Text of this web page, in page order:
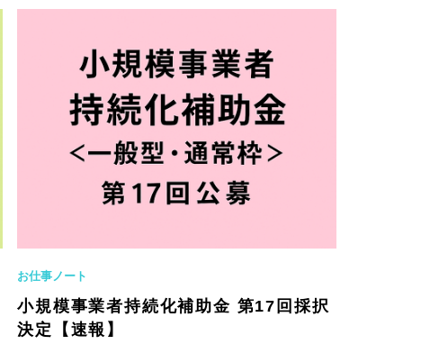
お仕事ノート
小規模事業者持続化補助金 第17回採択
決定【速報】